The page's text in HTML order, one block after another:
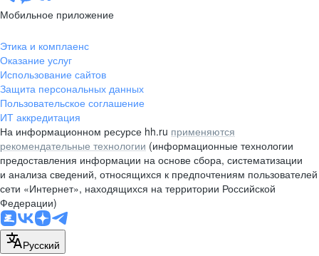
10 этаж, помещение 45-1
pr@rabota.by
Алматы
пр. Абая, д. 151, БЦ Алатау,
12 этаж, офис 1209
+7 727 232-13-13
pr@headhunter.com.kz
Мобильное приложение
Этика и комплаенс
Оказание услуг
Использование сайтов
Защита персональных данных
Пользовательское соглашение
ИТ аккредитация
На информационном ресурсе hh.ru применяются
рекомендательные технологии (информационные технологии
предоставления информации на основе сбора, систематизации
и анализа сведений, относящихся к предпочтениям пользователей
сети «Интернет», находящихся на территории Российской
Федерации)
Русский